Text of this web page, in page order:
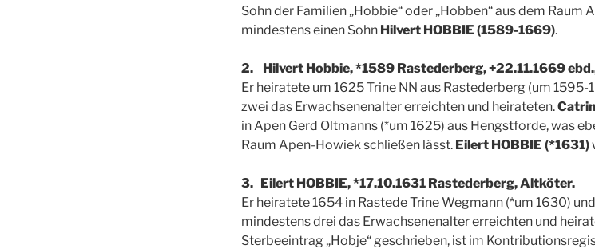
Sohn der Familien „Hobbie“ oder „Hobben“ aus dem Raum
mindestens einen Sohn Hilvert HOBBIE (1589-1669).
2. Hilvert Hobbie, *1589 Rastederberg, +22.11.1669
Er heiratete um 1625 Trine NN aus Rastederberg (um
zwei das Erwachsenenalter erreichten und heirateten.
in Apen Gerd Oltmanns (*um 1625) aus Hengstforde, was
Raum Apen-Howiek schließen lässt. Eilert HOBBIE (*1631)
3. Eilert HOBBIE, *17.10.1631 Rastederberg, Altköter.
Er heiratete 1654 in Rastede Trine Wegmann (*um 1630)
mindestens drei das Erwachsenenalter erreichten und
Sterbeeintrag „Hobje“ geschrieben, ist im